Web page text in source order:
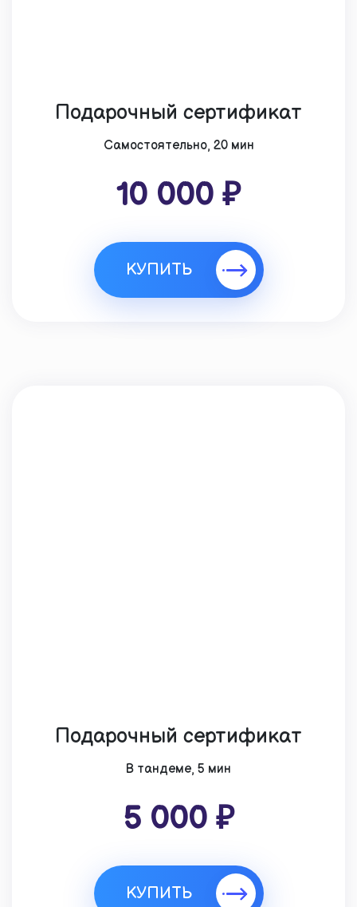
Подарочный сертификат
Cамостоятельно, 20 мин
10 000 ₽
КУПИТЬ
Подарочный сертификат
В тандеме, 5 мин
5 000 ₽
КУПИТЬ